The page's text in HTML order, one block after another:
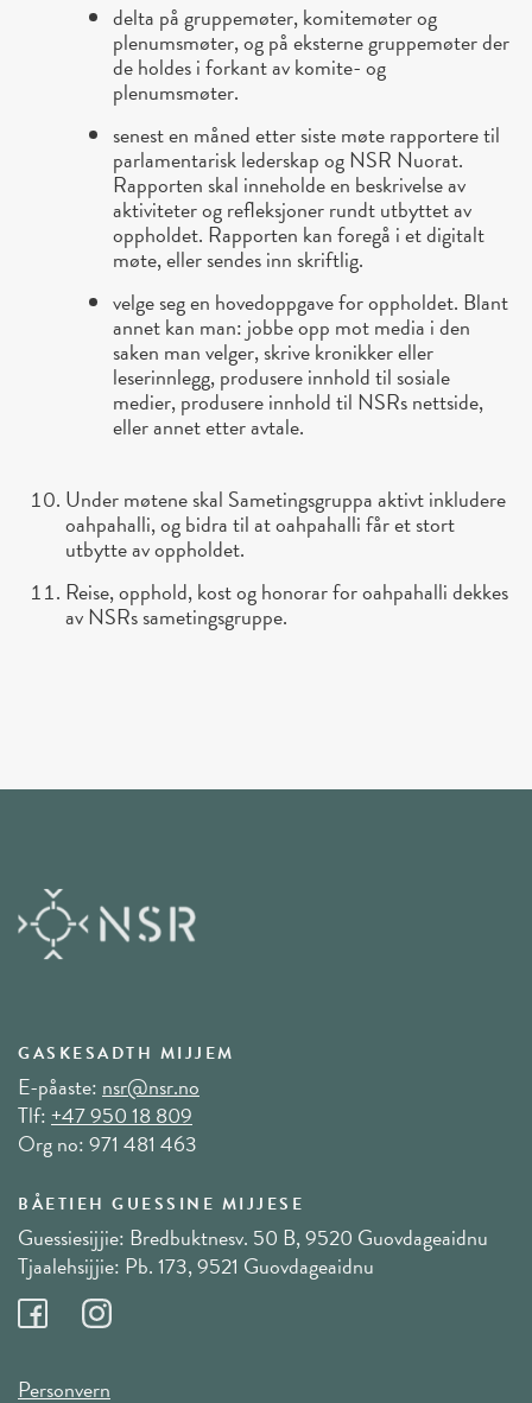
delta på gruppemøter, komitemøter og
plenumsmøter, og på eksterne gruppemøter der
de holdes i forkant av komite- og
plenumsmøter.
senest en måned etter siste møte rapportere til
parlamentarisk lederskap og NSR Nuorat.
Rapporten skal inneholde en beskrivelse av
aktiviteter og refleksjoner rundt utbyttet av
oppholdet. Rapporten kan foregå i et digitalt
møte, eller sendes inn skriftlig.
velge seg en hovedoppgave for oppholdet. Blant
annet kan man: jobbe opp mot media i den
saken man velger, skrive kronikker eller
leserinnlegg, produsere innhold til sosiale
medier, produsere innhold til NSRs nettside,
eller annet etter avtale.
Under møtene skal Sametingsgruppa aktivt inkludere
oahpahalli, og bidra til at oahpahalli får et stort
utbytte av oppholdet.
Reise, opphold, kost og honorar for oahpahalli dekkes
av NSRs sametingsgruppe.
GASKESADTH MIJJEM
E-påaste: nsr@nsr.no
Tlf:+47 950 18 809
Org no: 971 481 463
BÅETIEH GUESSINE MIJJESE
Guessiesijjie: Bredbuktnesv. 50 B, 9520 Guovdageaidnu
Tjaalehsijjie: Pb. 173, 9521 Guovdageaidnu
Personvern